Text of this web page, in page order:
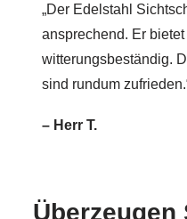
„Der Edelstahl
ansprechend. Er
witterungsbeständig.
sind rundum
– Herr T.